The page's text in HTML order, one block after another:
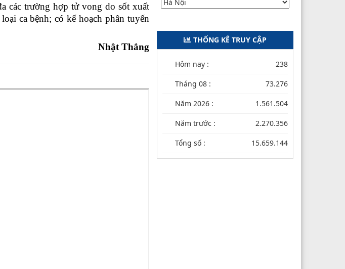
các trường hợp tử vong do sốt xuất
ca bệnh; có kế hoạch phân tuyến
Nhật Thắng
THỐNG KÊ TRUY CẬP
Hôm nay : 238
Tháng 08 : 73.276
Năm 2026 : 1.561.504
Năm trước : 2.270.356
Tổng số : 15.659.144